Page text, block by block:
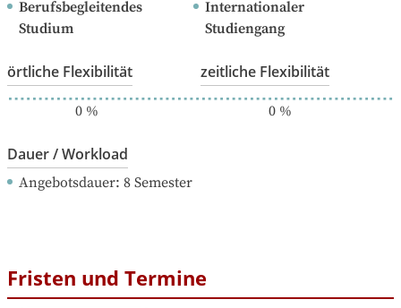
Berufsbegleitendes
Studium
Internationaler
Studiengang
örtliche Flexibilität
0%
zeitliche Flexibilität
0%
Dauer / Workload
Angebotsdauer: 8 Semester
Fristen und Termine